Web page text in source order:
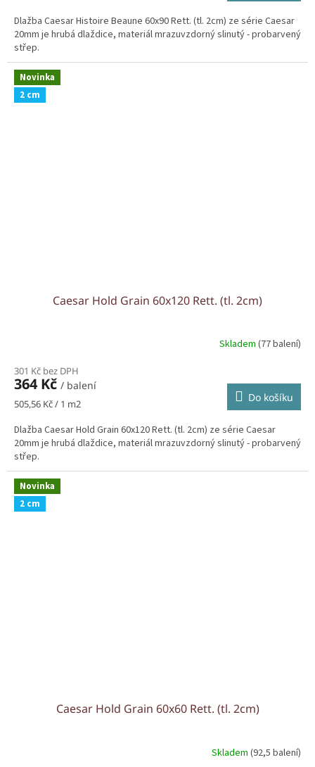
Dlažba Caesar Histoire Beaune 60x90 Rett. (tl. 2cm) ze série Caesar
20mm je hrubá dlaždice, materiál mrazuvzdorný slinutý - probarvený
střep.
Novinka
2 cm
Caesar Hold Grain 60x120 Rett. (tl. 2cm)
Skladem (77 balení)
301 Kč bez DPH
364 Kč / balení
Měrná
505,56 Kč / 1 m2 Do košíku
Dlažba Caesar Hold Grain 60x120 Rett. (tl. 2cm) ze série Caesar
20mm je hrubá dlaždice, materiál mrazuvzdorný slinutý - probarvený
střep.
Novinka
2 cm
Caesar Hold Grain 60x60 Rett. (tl. 2cm)
Skladem (92,5 balení)